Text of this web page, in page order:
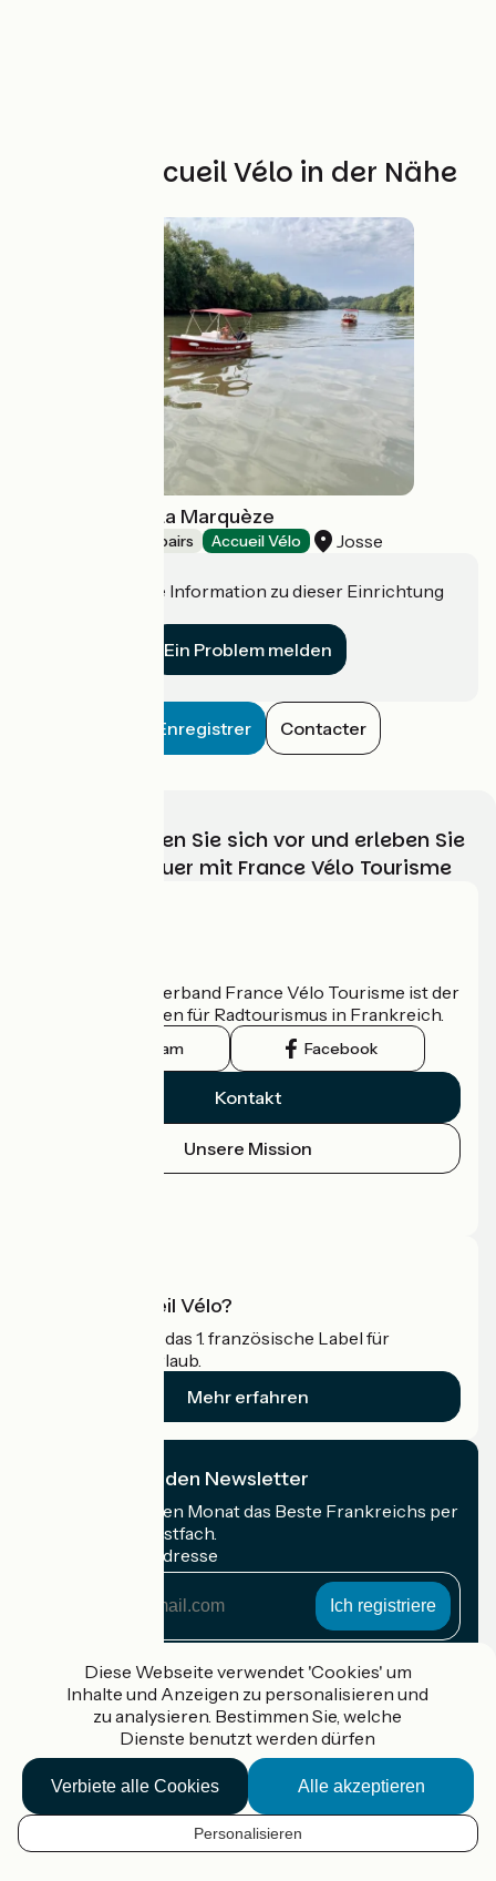
DE
Weitere Accueil Vélo in der Nähe
Base nautique La Marquèze
Bicycle rentals/ repairs Accueil Vélo Josse
Haben Sie eine Information zu dieser Einrichtung
Ein Problem melden
Enregistrer Contacter
Wählen, bereiten Sie sich vor und erleben Sie
Ihr Radabenteuer mit France Vélo Tourisme
Der nationale Verband France Vélo Tourisme ist der
offizielle Leitfaden für Radtourismus in Frankreich.
Instagram Facebook
Kontakt
Unsere Mission
Was ist Accueil Vélo?
Accueil Vélo ist das 1. französische Label für
Radfahrer im Urlaub.
Mehr erfahren
Ich abonniere den Newsletter
Erhalten Sie jeden Monat das Beste Frankreichs per
Rad in Ihrem Postfach.
Meine E-Mail-Adresse
Adresse
Gefördert im Rahmen von Destination France
Accueil Vélo Pro
Kontakt
Rechtliche Informationen
Diese Webseite verwendet 'Cookies' um
Inhalte und Anzeigen zu personalisieren und
zu analysieren. Bestimmen Sie, welche
Dienste benutzt werden dürfen
Alle akzeptieren
Verbiete alle Cookies
Personalisieren